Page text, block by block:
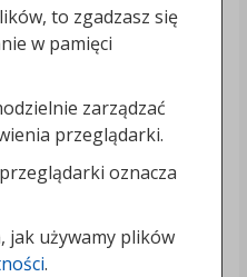
to zgadzasz się
w pamięci
zarządzać
przeglądarki.
oznacza
jak używamy plików
.